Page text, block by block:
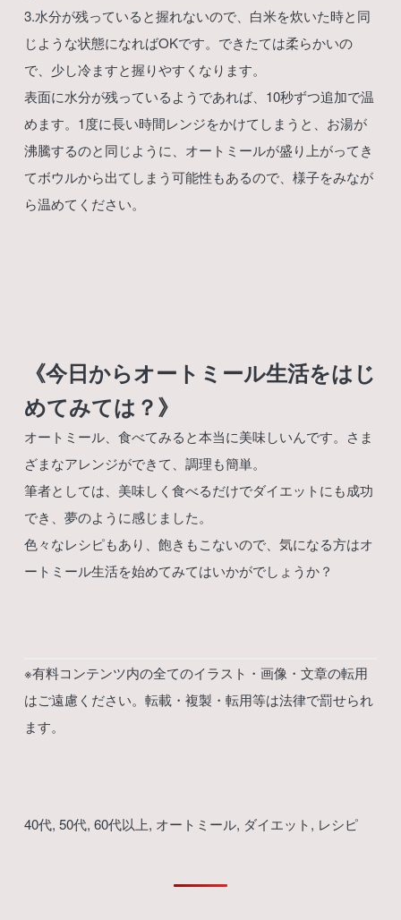
3.水分が残っていると握れないので、白米を炊いた時と同
じような状態になればOKです。できたては柔らかいの
で、少し冷ますと握りやすくなります。
表面に水分が残っているようであれば、10秒ずつ追加で温
めます。1度に長い時間レンジをかけてしまうと、お湯が
沸騰するのと同じように、オートミールが盛り上がってき
てボウルから出てしまう可能性もあるので、様子をみなが
ら温めてください。
《今日からオートミール生活をはじ
めてみては？》
オートミール、食べてみると本当に美味しいんです。さま
ざまなアレンジができて、調理も簡単。
筆者としては、美味しく食べるだけでダイエットにも成功
でき、夢のように感じました。
色々なレシピもあり、飽きもこないので、気になる方はオ
ートミール生活を始めてみてはいかがでしょうか？
※有料コンテンツ内の全てのイラスト・画像・文章の転用
はご遠慮ください。転載・複製・転用等は法律で罰せられ
ます。
40代, 50代, 60代以上, オートミール, ダイエット, レシピ